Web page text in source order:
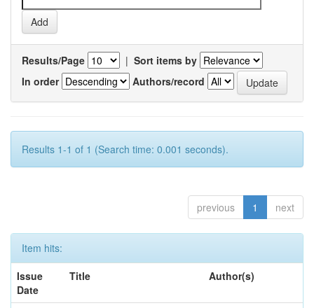
Results/Page | Sort items by
In order
Authors/record
Results 1-1 of 1 (Search time: 0.001 seconds).
previous 1 next
Item hits:
Issue
Date
Title Author(s)